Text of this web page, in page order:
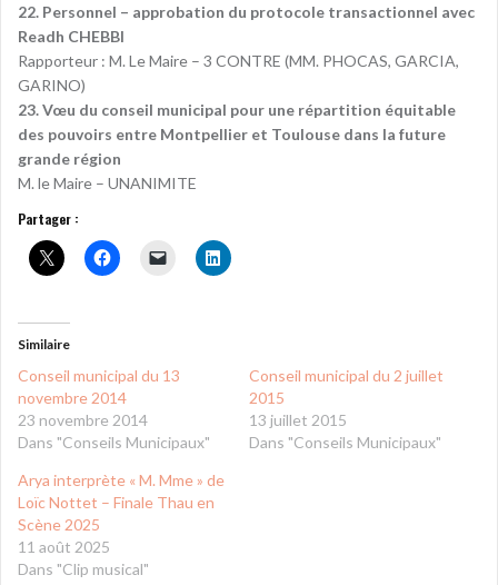
22. Personnel – approbation du protocole transactionnel avec
Readh CHEBBI
Rapporteur : M. Le Maire – 3 CONTRE (MM. PHOCAS, GARCIA,
GARINO)
23. Vœu du conseil municipal pour une répartition équitable
des pouvoirs entre Montpellier et Toulouse dans la future
grande région
M. le Maire – UNANIMITE
Partager :
Similaire
Conseil municipal du 13
novembre 2014
23 novembre 2014
Dans "Conseils Municipaux"
Conseil municipal du 2 juillet
2015
13 juillet 2015
Dans "Conseils Municipaux"
Arya interprète « M. Mme » de
Loïc Nottet – Finale Thau en
Scène 2025
11 août 2025
Dans "Clip musical"